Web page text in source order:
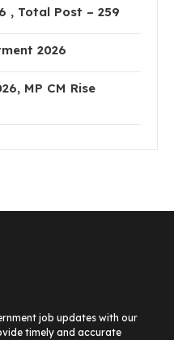
, Total Post – 259
2026
2026, MP CM Rise
job updates with our
timely and accurate